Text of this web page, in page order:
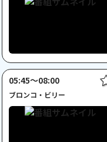
05:45〜08:00
ブロンコ・ビリー